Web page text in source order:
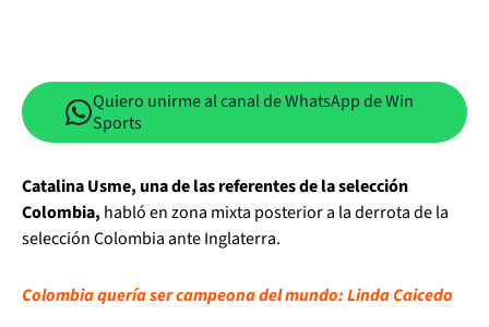
Quiero unirme al canal de WhatsApp de Win
Sports
Catalina Usme, una de las referentes de la selección
Colombia, habló en zona mixta posterior a la derrota de la
selección Colombia ante Inglaterra.
Colombia quería ser campeona del mundo: Linda Caicedo